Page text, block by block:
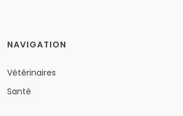
NAVIGATION
Vétérinaires
Santé